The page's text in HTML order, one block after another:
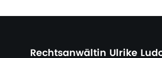
Rechtsanwältin Ulrike